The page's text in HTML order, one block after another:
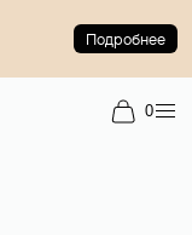
Подробнее
0